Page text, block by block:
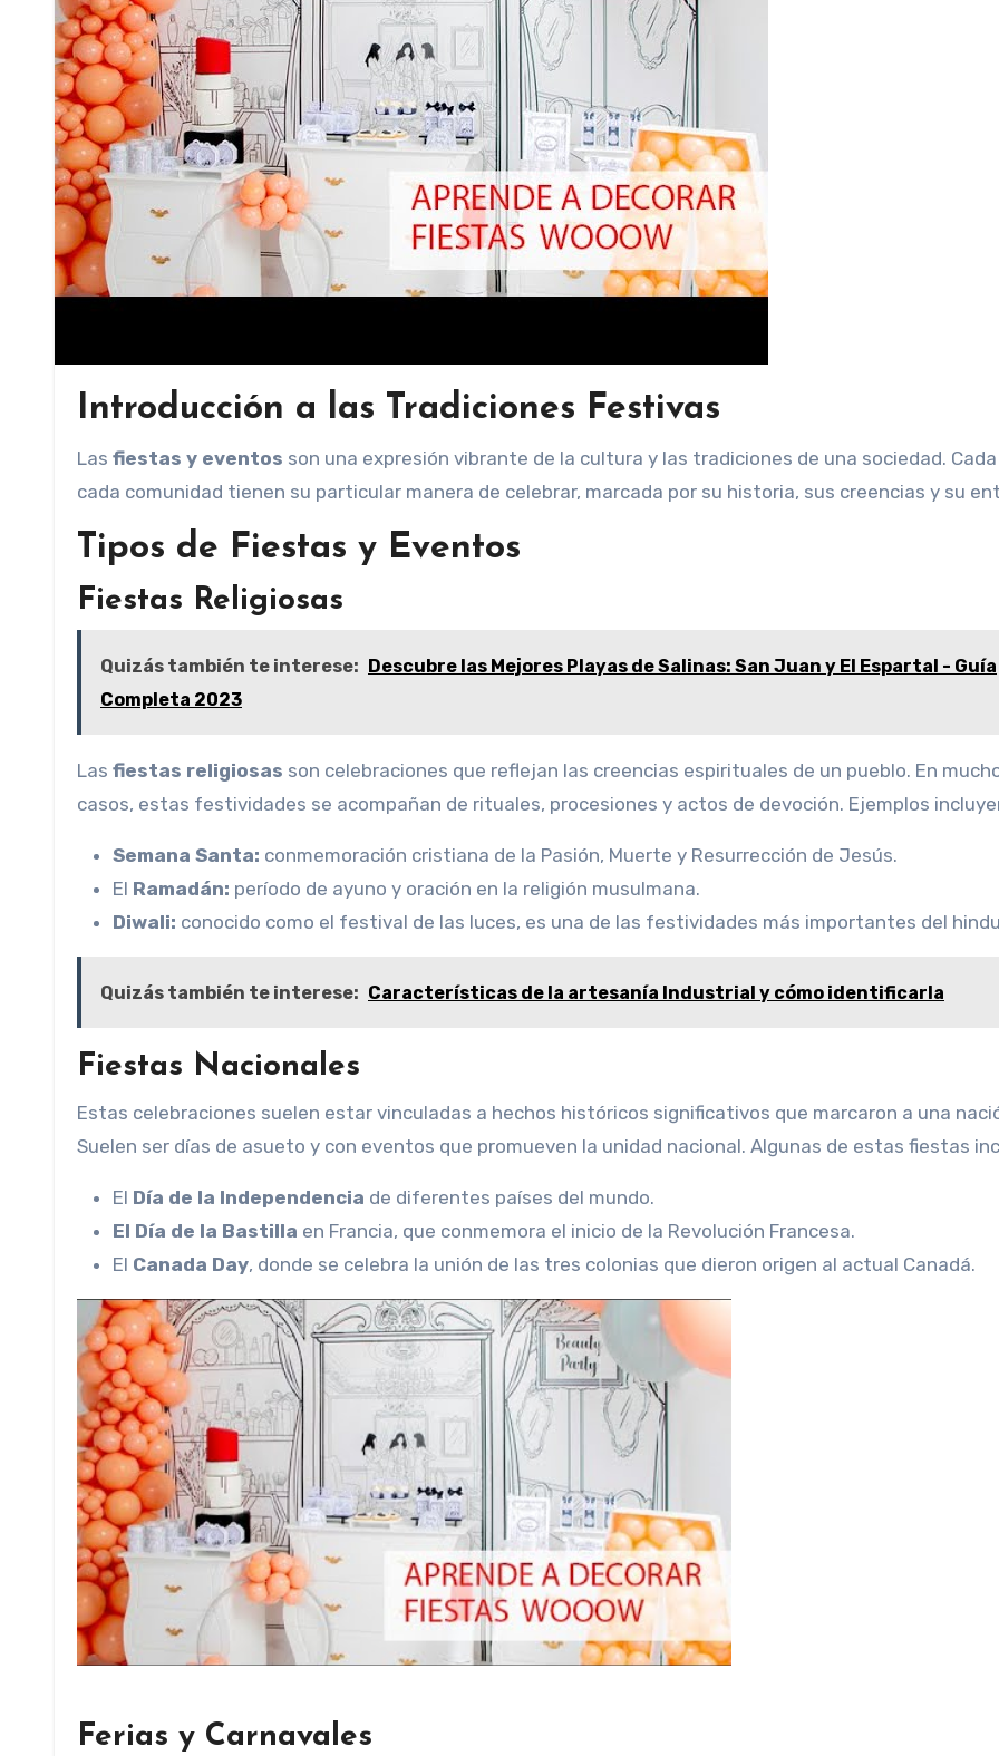
Introducción a las Tradiciones Festivas
Las fiestas y eventos son una expresión vibrante de la cultura y las tradiciones de una sociedad.
cada comunidad tienen su particular manera de celebrar, marcada por su historia, sus creencias y su
Tipos de Fiestas y Eventos
Fiestas Religiosas
Quizás también te interese: Descubre las Mejores Playas de Salinas: San Juan y El Espartal - Guía
Completa 2023
Las fiestas religiosas son celebraciones que reflejan las creencias espirituales de un pueblo. En
casos, estas festividades se acompañan de rituales, procesiones y actos de devoción. Ejemplos
Semana Santa: conmemoración cristiana de la Pasión, Muerte y Resurrección de Jesús.
El Ramadán: período de ayuno y oración en la religión musulmana.
Diwali: conocido como el festival de las luces, es una de las festividades más importantes del
Quizás también te interese: Características de la artesanía Industrial y cómo identificarla
Fiestas Nacionales
Estas celebraciones suelen estar vinculadas a hechos históricos significativos que marcaron a una
Suelen ser días de asueto y con eventos que promueven la unidad nacional. Algunas de estas fiestas
El Día de la Independencia de diferentes países del mundo.
El Día de la Bastilla en Francia, que conmemora el inicio de la Revolución Francesa.
El Canada Day, donde se celebra la unión de las tres colonias que dieron origen al actual Canadá.
Ferias y Carnavales